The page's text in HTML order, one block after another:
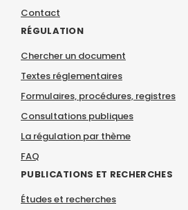
Contact
RÉGULATION
Chercher un document
Textes réglementaires
Formulaires, procédures, registres
Consultations publiques
La régulation par thème
FAQ
PUBLICATIONS ET RECHERCHES
Études et recherches